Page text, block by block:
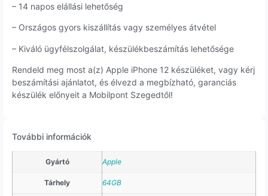
– 14 napos elállási lehetőség
– Országos gyors kiszállítás vagy személyes átvétel
– Kiváló ügyfélszolgálat, készülékbeszámítás lehetősége
Rendeld meg most a(z) Apple iPhone 12 készüléket, vagy kérj
beszámítási ajánlatot, és élvezd a megbízható, garanciás
készülék előnyeit a Mobilpont Szegedtől!
További információk
Gyártó Apple
Tárhely 64GB